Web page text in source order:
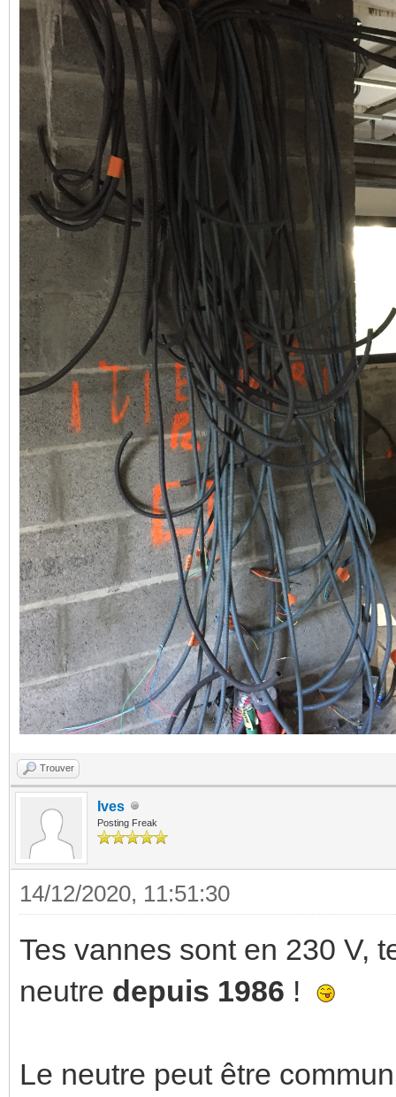
Trouver
Ives
Posting Freak
14/12/2020, 11:51:30
Tes vannes sont en 230 V,
neutre depuis 1986 !
Le neutre peut être